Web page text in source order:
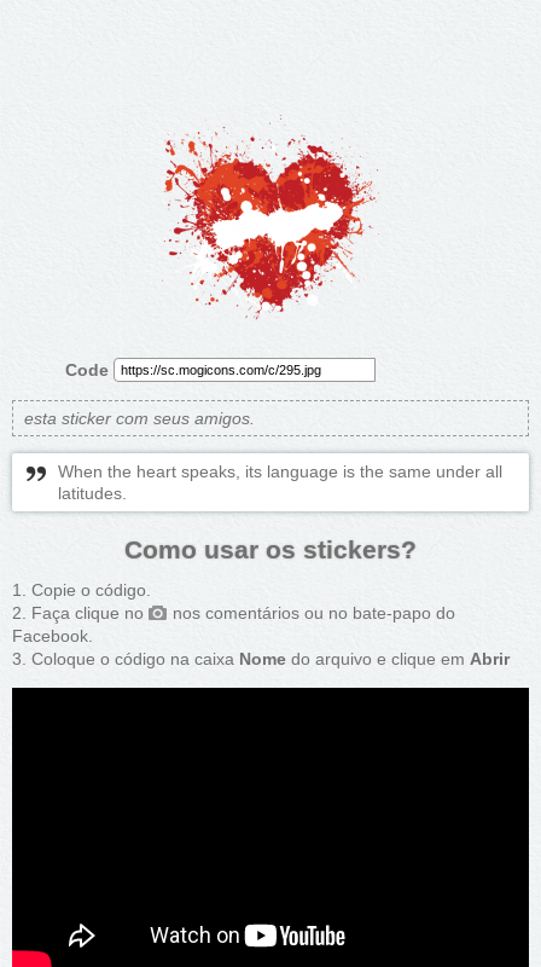
Code
esta sticker com seus amigos.
When the heart speaks, its language is the same under all
latitudes.
Como usar os stickers?
Copie o código.
Faça clique no
nos comentários ou no bate-papo do
Facebook.
Coloque o código na caixa Nome do arquivo e clique em Abrir